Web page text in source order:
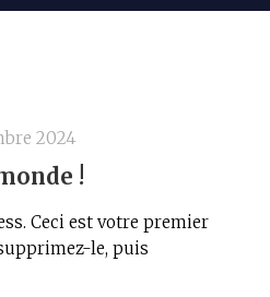
2024
!
Ceci est votre premier
le, puis